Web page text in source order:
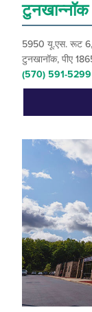
टुनखान्नॉक
5950 यू.एस. रूट
टुनखानॉक, पीए
(570) 591-5299